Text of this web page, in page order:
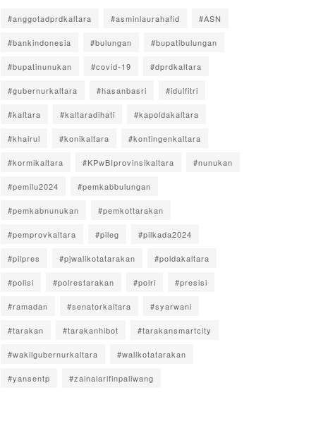
#anggotadprdkaltara #asminlaurahafid #ASN
#bankindonesia #bulungan #bupatibulungan
#bupatinunukan #covid-19 #dprdkaltara
#gubernurkaltara #hasanbasri #idulfitri
#kaltara #kaltaradihati #kapoldakaltara
#khairul #konikaltara #kontingenkaltara
#kormikaltara #KPwBIprovinsikaltara #nunukan
#pemilu2024 #pemkabbulungan
#pemkabnunukan #pemkottarakan
#pemprovkaltara #pileg #pilkada2024
#pilpres #pjwalikotatarakan #poldakaltara
#polisi #polrestarakan #polri #presisi
#ramadan #senatorkaltara #syarwani
#tarakan #tarakanhibot #tarakansmartcity
#wakilgubernurkaltara #walikotatarakan
#yansentp #zainalarifinpaliwang